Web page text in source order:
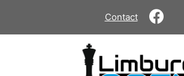
de
Contact